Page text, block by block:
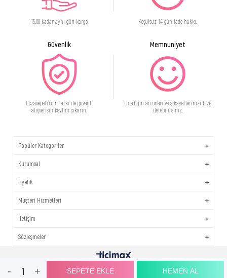
15:00 kadar aynı gün kargo Koşulsuz 14 gün iade hakkı.
Güvenlik
Eczasepeti.com farkı ile güvenli
alışverişin keyfini çıkarın.
Memnuniyet
Dilediğin an öneri ve şikayetlerinizi bize
iletebilirsiniz.
Popüler Kategoriler
Kurumsal
Üyelik
Müşteri Hizmetleri
İletişim
Sözleşmeler